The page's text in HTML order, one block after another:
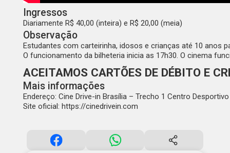
Ingressos
Diariamente R$ 40,00 (inteira) e R$ 20,00 (meia)
Observação
Estudantes com carteirinha, idosos e crianças até 10 anos
O funcionamento da bilheteria inicia as 17h30. O cinema
ACEITAMOS CARTÕES DE DÉBITO E
Mais informações
Endereço: Cine Drive-in Brasília – Trecho 1 Centro
Site oficial: https://cinedrivein.com